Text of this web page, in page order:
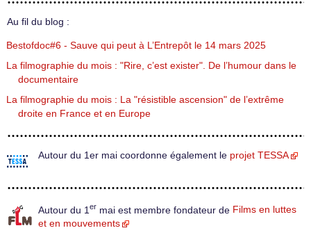
Au fil du blog :
Bestofdoc#6 - Sauve qui peut à L’Entrepôt le 14 mars 2025
La filmographie du mois : "Rire, c’est exister". De l’humour dans le
documentaire
La filmographie du mois : La "résistible ascension" de l’extrême
droite en France et en Europe
Autour du 1er mai coordonne également le projet TESSA
Autour du 1 er mai est membre fondateur de Films en luttes
et en mouvements